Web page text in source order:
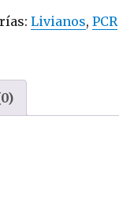
Livianos,PCR